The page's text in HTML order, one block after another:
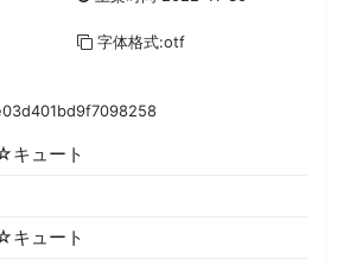
字体格式:otf
キュート
キュート